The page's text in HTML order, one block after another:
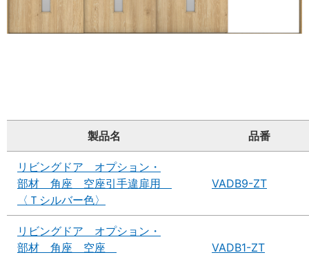
製品名 品番
リビングドア オプション・
部材 角座 空座引手違扉用
〈Ｔシルバー色〉
VADB9-ZT
リビングドア オプション・
部材 角座 空座
VADB1-ZT